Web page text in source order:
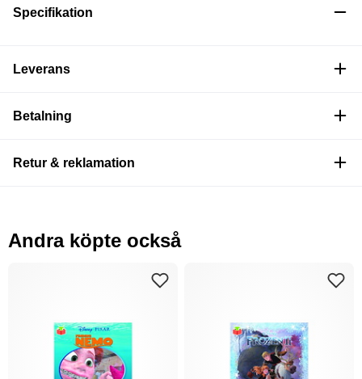
Specifikation
Leverans
Betalning
Retur & reklamation
Andra köpte också